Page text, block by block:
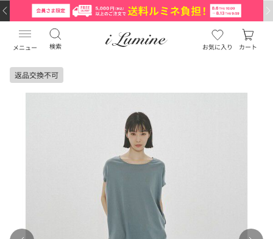
メニュー 検索 お気に入り カート
返品交換不可